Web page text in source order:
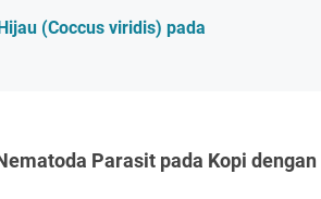
(Coccus viridis) pada
Parasit pada Kopi dengan